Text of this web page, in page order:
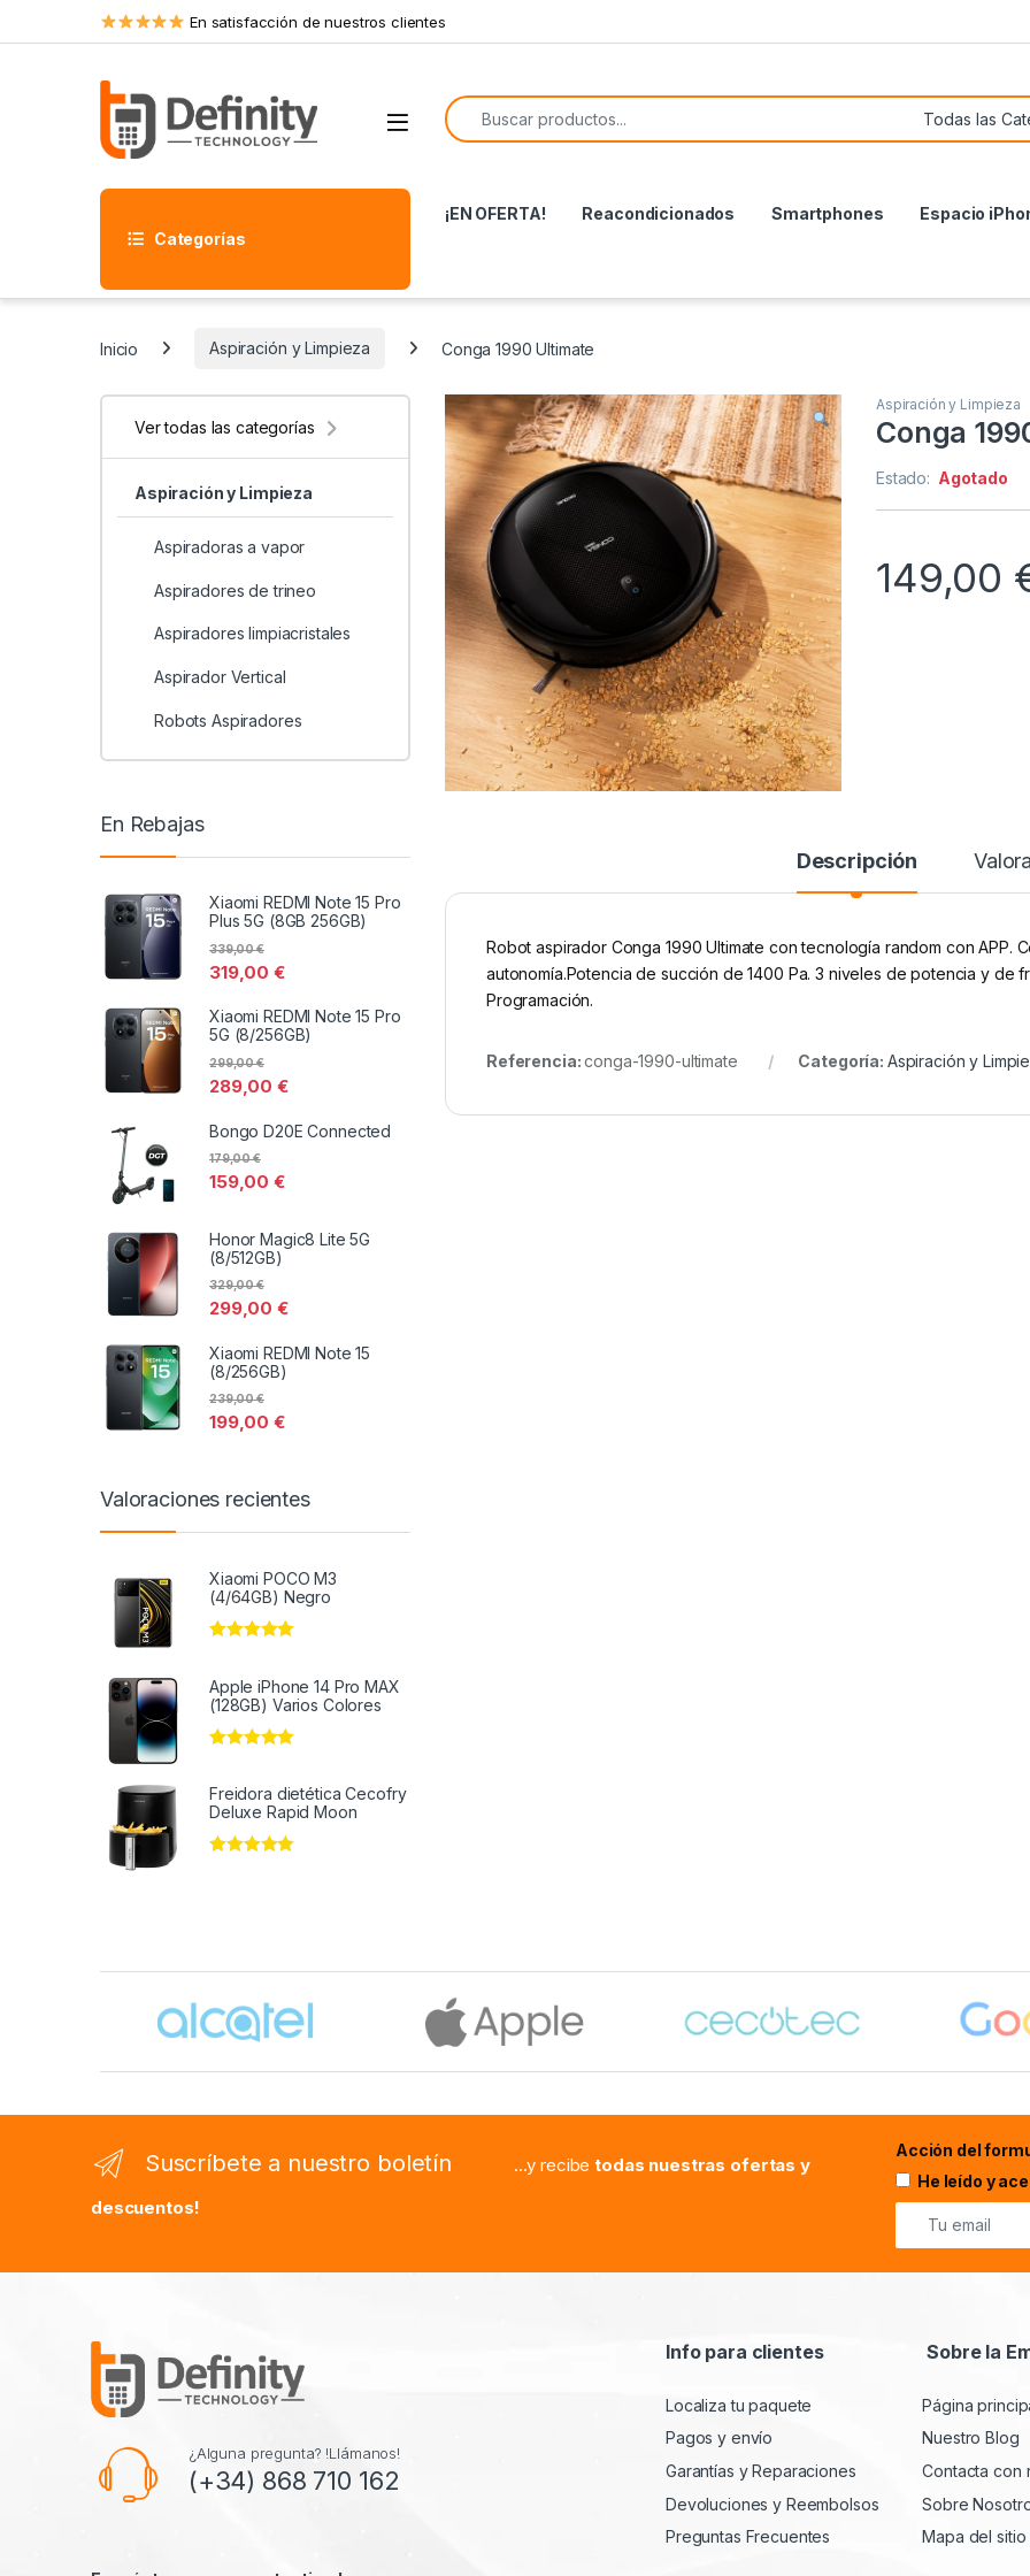
Skip to navigation
Skip to content En satisfacción de nuestros clientes
Open
Search for:
Categorías
¡EN OFERTA! Reacondicionados Smartphones Espacio
Inicio Aspiración y Limpieza Conga 1990 Ultimate
Aspiración y Limpieza
Conga
Estado: Agotado
149,00
Descripción
Robot aspirador Conga 1990 Ultimate con tecnología random con APP.
autonomía.Potencia de succión de 1400 Pa. 3 niveles de potencia y de
Programación.
Referencia:conga-1990-ultimate Categoría: Aspiración y
Ver todas las categorías
Aspiración y Limpieza
Aspiradoras a vapor
Aspiradores de trineo
Aspiradores limpiacristales
Aspirador Vertical
Robots Aspiradores
En Rebajas
Xiaomi REDMI Note 15 Pro
Plus 5G (8GB 256GB)
319,00€
339,00€
Xiaomi REDMI Note 15 Pro
5G (8/256GB)
289,00€
299,00€
Bongo D20E Connected
159,00€
179,00€
Honor Magic8 Lite 5G
(8/512GB)
299,00€
329,00€
Xiaomi REDMI Note 15
(8/256GB)
199,00€
239,00€
Valoraciones recientes
Xiaomi POCO M3
(4/64GB) Negro
Apple iPhone 14 Pro MAX
(128GB) Varios Colores
Freidora dietética Cecofry
Deluxe Rapid Moon
Suscríbete a nuestro boletín ...y recibetodas nuestras ofertas y
descuentos!
Acción del
He leído y
¿Alguna pregunta? !Llámanos!
(+34) 868 710 162
Info para clientes
Localiza tu paquete
Pagos y envío
Garantías y Reparaciones
Devoluciones y Reembolsos
Preguntas Frecuentes
Sobre la
Página
Nuestro Blog
Contacta con
Sobre
Mapa del sitio